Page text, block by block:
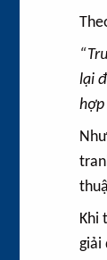
lại
hợp
Khi
giải